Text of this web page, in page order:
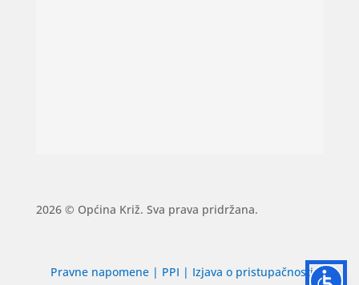
2026 © Općina Križ. Sva prava pridržana.
Pravne napomene | PPI | Izjava o pristupačnosti|